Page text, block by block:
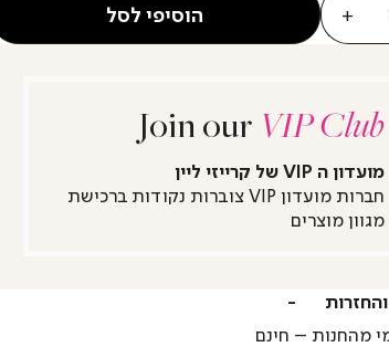
הוסיפי לסל
Join ourVIP Club
מועדון ה VIP של קרייזי ליין
חברות מועדון VIP צוברות נקודות ברכישת
מגוון מוצרים
מהחנות – חינם